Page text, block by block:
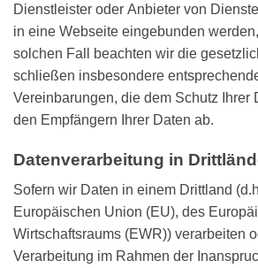
Dienstleister oder Anbieter von
in eine Webseite eingebunden
solchen Fall beachten wir die
schließen insbesondere
Vereinbarungen, die dem Schutz Ihrer
den Empfängern Ihrer Daten ab.
Datenverarbeitung in
Sofern wir Daten in einem Drittland
Europäischen Union (EU), des
Wirtschaftsraums (EWR)) verarbeiten
Verarbeitung im Rahmen der